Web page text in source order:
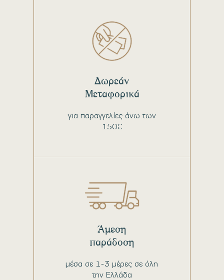
για παραγγελίες άνω των
150€
Δωρεάν
Μεταφορικά
μέσα σε 1-3 μέρες σε όλη
την Ελλάδα
Άμεση
παράδοση